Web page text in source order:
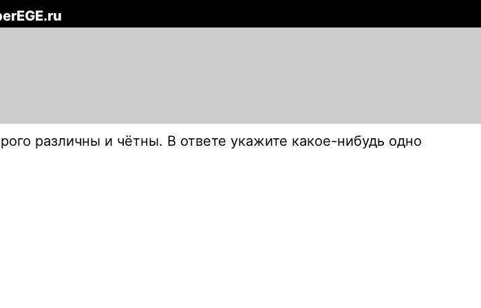
различны и чётны. В ответе укажите какое-нибудь одно